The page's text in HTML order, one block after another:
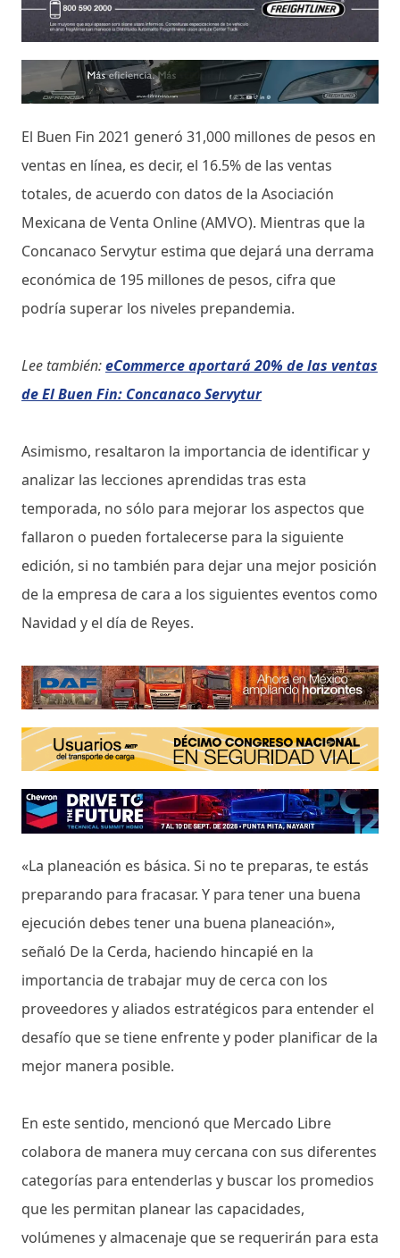
El Buen Fin 2021 generó 31,000 millones de pesos en
ventas en línea, es decir, el 16.5% de las ventas
totales, de acuerdo con datos de la Asociación
Mexicana de Venta Online (AMVO). Mientras que la
Concanaco Servytur estima que dejará una derrama
económica de 195 millones de pesos, cifra que
podría superar los niveles prepandemia.
Lee también:eCommerce aportará 20% de las ventas
de El Buen Fin: Concanaco Servytur
Asimismo, resaltaron la importancia de identificar y
analizar las lecciones aprendidas tras esta
temporada, no sólo para mejorar los aspectos que
fallaron o pueden fortalecerse para la siguiente
edición, si no también para dejar una mejor posición
de la empresa de cara a los siguientes eventos como
Navidad y el día de Reyes.
«La planeación es básica. Si no te preparas, te estás
preparando para fracasar. Y para tener una buena
ejecución debes tener una buena planeación»,
señaló De la Cerda, haciendo hincapié en la
importancia de trabajar muy de cerca con los
proveedores y aliados estratégicos para entender el
desafío que se tiene enfrente y poder planificar de la
mejor manera posible.
En este sentido, mencionó que Mercado Libre
colabora de manera muy cercana con sus diferentes
categorías para entenderlas y buscar los promedios
que les permitan planear las capacidades,
volúmenes y almacenaje que se requerirán para esta